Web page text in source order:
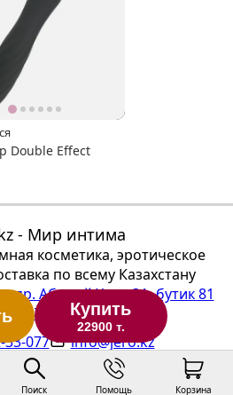
Купить
22900 т.
Double Effect
Поиск Помощь Корзина
- Мир интима
косметика, эротическое
по всему Казахстану
,пр. Абылай Хана 3А, бутик 81
Тараз", 1 этаж)
33-077
info@jero.kz